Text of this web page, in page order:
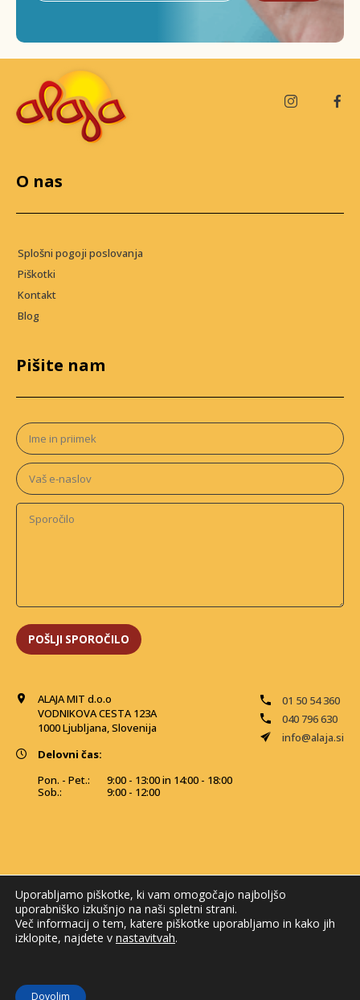
ALAJA MIT d.o.o
VODNIKOVA CESTA 123A
1000 Ljubljana, Slovenija
01 50 54 360
040 796 630
info@alaja.si
Delovni čas:
Pon. - Pet.:
Sob.:
9:00 - 13:00 in 14:00 - 18:00
9:00 - 12:00
O nas
Splošni pogoji poslovanja
Piškotki
Kontakt
Blog
Pišite nam
Uporabljamo piškotke, ki vam omogočajo najboljšo
uporabniško izkušnjo na naši spletni strani.
Več informacij o tem, katere piškotke uporabljamo in kako jih
izklopite, najdete v nastavitvah.
Dovolim